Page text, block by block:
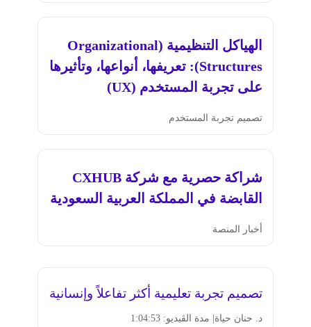
الهياكل التنظيمية (Organizational
Structures): تعريفها، أنواعها، وتأثيرها
على تجربة المستخدم (UX)
تصميم تجربة المستخدم
شراكة حصرية مع شركة CXHUB
القابضة في المملكة العربية السعودية
أخبار المنصة
تصميم تجربة تعليمية أكثر تفاعلاً وإنسانية
د. حنان حياة | مدة الڤيديو: 1:04:53